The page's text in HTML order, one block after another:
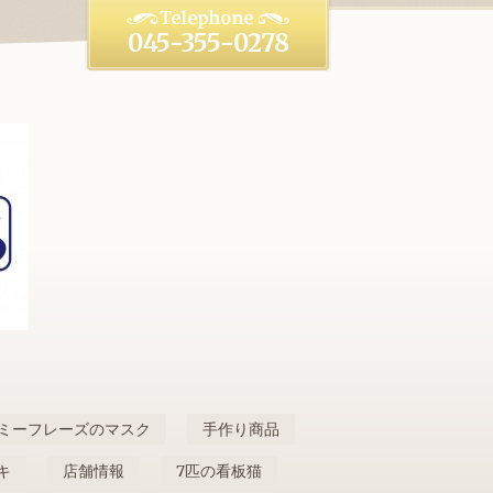
045-355-0278
ーフレーズのマスク 手作り商品
店舗情報 7匹の看板猫